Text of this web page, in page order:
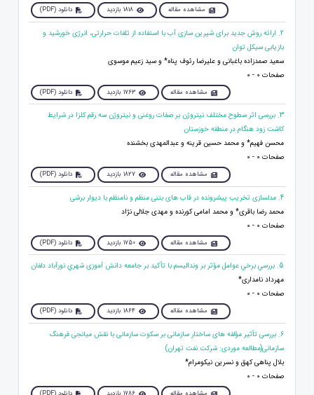
مشاهده مقاله 1818 بازدید دانلود (PDF)
2. ارائه روش جدید برای شیرین سازی آب با استفاده از تلفات حرارتی، انرژی خورشید و
بازیابی سیکل توان
سعید صمدزاده باغبانی و علیرضا رئوف پناه* و سید زعیم موسوی
صفحات 0 - 0
مشاهده مقاله 1763 بازدید دانلود (PDF)
3. بررسی اثر سطوح مختلف نیتروژن بر صفات روغنی و نیتروژن سه رقم کلزا در شرایط
کاشت زود هنگام در منطقه خوزستان
محسن فهیم* و محمد حسین قرینه و عبدالمهدی بخشنده
صفحات 0 - 0
مشاهده مقاله 1827 بازدید دانلود (PDF)
4. مدلسازی تخریب پیشرونده در قاب های بتنی منظم و نامنظم با دیوار برشی
محمد رضا باقری* و محمد امامی کورنده و مهدی جلالی نژاد
صفحات 0 - 0
مشاهده مقاله 1750 بازدید دانلود (PDF)
5. بررسي برخي عوامل مؤثر بر ونداليسم با تأكيد بر جامعه دانش آموزی شهري نورآباد دلفان
مهرداد نامداری*
صفحات 0 - 0
مشاهده مقاله 1864 بازدید دانلود (PDF)
6. بررسی تأثیر مؤلفه های ساختار سازمانی بر سکوت سازمانی با نقش میانجی فرهنگ
سازمانی(مطالعه موردی: شرکت نفت تهران)
بلال پناهی کهق و نسرین نیکومرام*
صفحات 0 - 0